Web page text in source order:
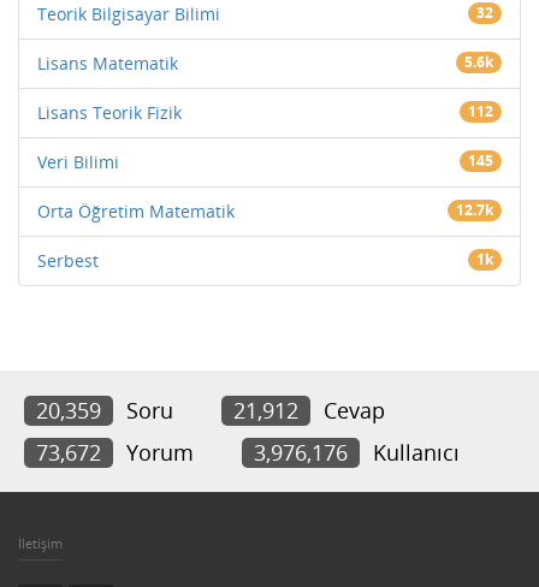
Teorik Bilgisayar Bilimi 32
Lisans Matematik 5.6k
Lisans Teorik Fizik 112
Veri Bilimi 145
Orta Öğretim Matematik 12.7k
Serbest 1k
20,359 Soru 21,912
Cevap
73,672
Yorum 3,976,176 Kullanıcı
İletişim